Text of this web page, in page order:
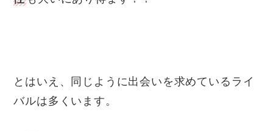
とはいえ、同じように出会いを求めているライ
バルは多くいます。